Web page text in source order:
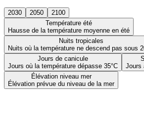
2030 2050
2100
Température été
Hausse de la température moyenne en été
Nuits tropicales
Nuits où la température ne descend pas sous
Jours de canicule
Jours où la température dépasse 35°C
Jours
Élévation niveau mer
Élévation prévue du niveau de la mer